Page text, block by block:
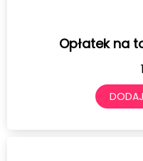
Opłatek na